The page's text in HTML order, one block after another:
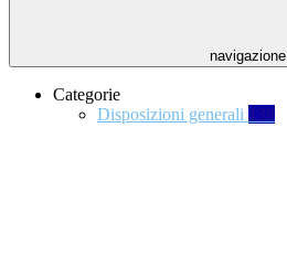
navigazione
Categorie
Disposizioni generali 139